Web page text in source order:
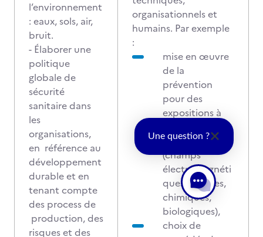
l’environnement
: eaux, sols, air,
bruit.
- Élaborer une
politique
globale de
sécurité
sanitaire dans
les
organisations,
en référence au
développement
durable et en
tenant compte
des process de
production, des
risques et des
organisationnels et
humains. Par exemple
:
mise en œuvre
de la
prévention
pour des
expositions à
physiques
(champs
électromagnéti
ques, sonores,
chimiques,
biologiques),
choix de
Une question ?